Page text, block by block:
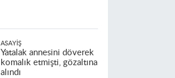
ASAYIŞ
Yatalak annesini döverek
komalık etmişti, gözaltına
alındı